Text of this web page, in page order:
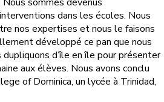
dans les écoles. Nous
nos expertises et nous le faisons
développé ce pan que nous
d’île en île pour présenter
aux élèves. Nous avons conclu
of Dominica, un lycée à Trinidad,